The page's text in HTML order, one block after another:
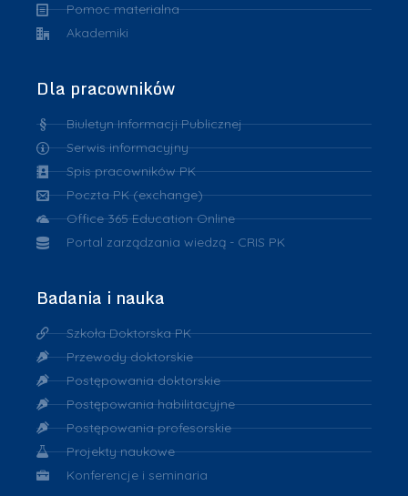
Pomoc materialna
Akademiki
Dla pracowników
Biuletyn Informacji Publicznej
Serwis informacyjny
Spis pracowników PK
Poczta PK (exchange)
Office 365 Education Online
Portal zarządzania wiedzą - CRIS PK
Badania i nauka
Szkoła Doktorska PK
Przewody doktorskie
Postępowania doktorskie
Postępowania habilitacyjne
Postępowania profesorskie
Projekty naukowe
Konferencje i seminaria